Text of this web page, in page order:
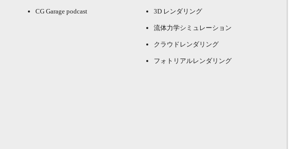
CG Garage podcast 3D レンダリング
流体力学シミュレーション
クラウドレンダリング
フォトリアルレンダリング